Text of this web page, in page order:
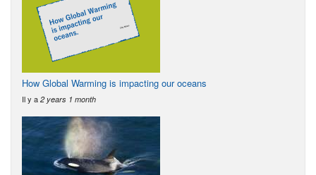
How Global Warming is impacting our oceans
Il y a 2 years 1 month